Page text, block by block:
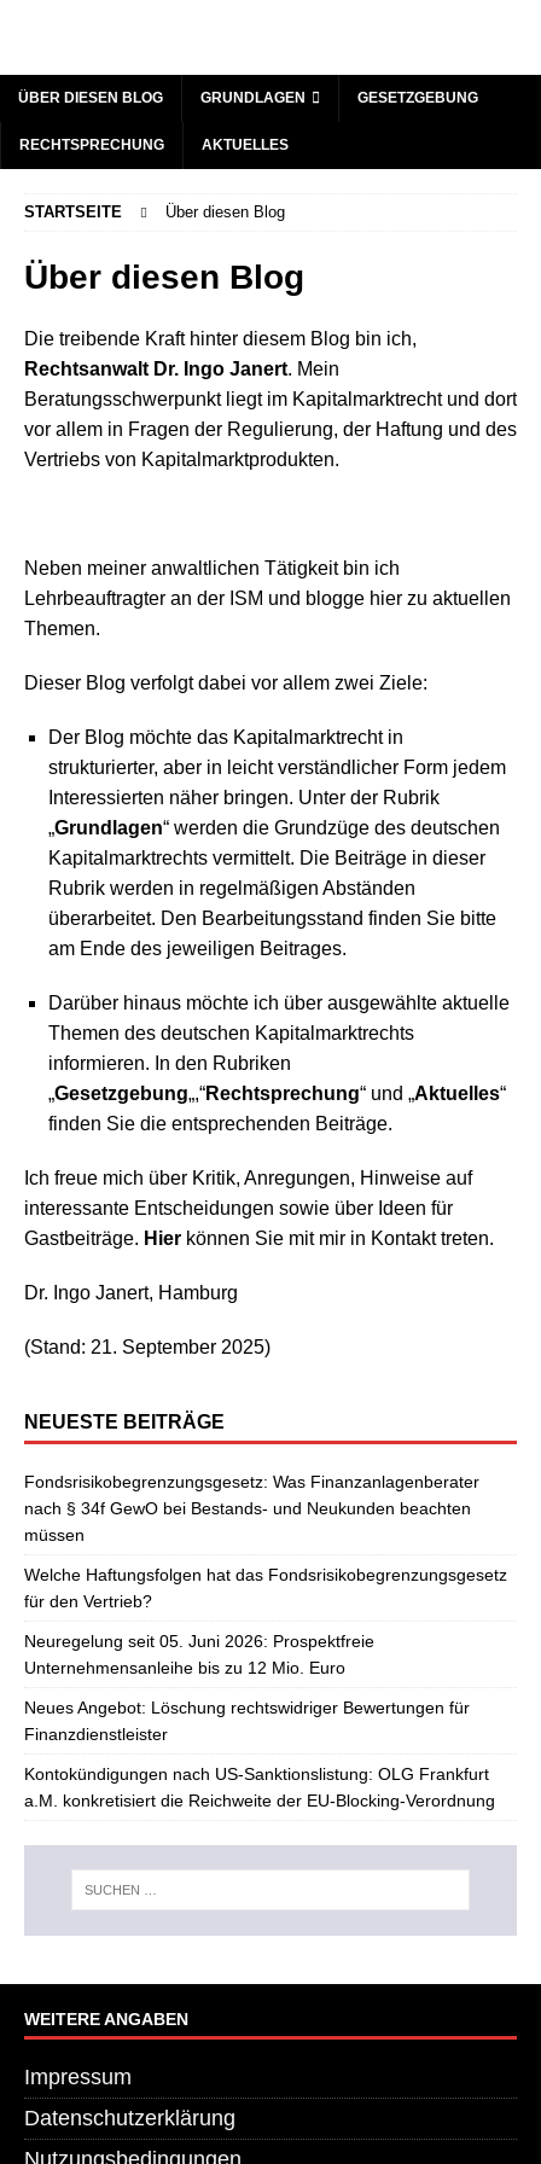
ÜBER DIESEN BLOG GRUNDLAGEN GESETZGEBUNG
RECHTSPRECHUNG AKTUELLES
STARTSEITE Über diesen Blog
Über diesen Blog
Die treibende Kraft hinter diesem Blog bin ich,
Rechtsanwalt Dr. Ingo Janert. Mein
Beratungsschwerpunkt liegt im Kapitalmarktrecht und dort
vor allem in Fragen der Regulierung, der Haftung und des
Vertriebs von Kapitalmarktprodukten.
Neben meiner anwaltlichen Tätigkeit bin ich
Lehrbeauftragter an der ISM und blogge hier zu aktuellen
Themen.
Dieser Blog verfolgt dabei vor allem zwei Ziele:
Der Blog möchte das Kapitalmarktrecht in
strukturierter, aber in leicht verständlicher Form jedem
Interessierten näher bringen. Unter der Rubrik
„Grundlagen“ werden die Grundzüge des deutschen
Kapitalmarktrechts vermittelt. Die Beiträge in dieser
Rubrik werden in regelmäßigen Abständen
überarbeitet. Den Bearbeitungsstand finden Sie bitte
am Ende des jeweiligen Beitrages.
Darüber hinaus möchte ich über ausgewählte aktuelle
Themen des deutschen Kapitalmarktrechts
informieren. In den Rubriken
„Gesetzgebung„,“Rechtsprechung“ und „Aktuelles“
finden Sie die entsprechenden Beiträge.
Ich freue mich über Kritik, Anregungen, Hinweise auf
interessante Entscheidungen sowie über Ideen für
Gastbeiträge. Hier können Sie mit mir in Kontakt treten.
Dr. Ingo Janert, Hamburg
(Stand: 21. September 2025)
NEUESTE BEITRÄGE
Fondsrisikobegrenzungsgesetz: Was Finanzanlagenberater
nach § 34f GewO bei Bestands- und Neukunden beachten
müssen
Welche Haftungsfolgen hat das Fondsrisikobegrenzungsgesetz
für den Vertrieb?
Neuregelung seit 05. Juni 2026: Prospektfreie
Unternehmensanleihe bis zu 12 Mio. Euro
Neues Angebot: Löschung rechtswidriger Bewertungen für
Finanzdienstleister
Kontokündigungen nach US-Sanktionslistung: OLG Frankfurt
a.M. konkretisiert die Reichweite der EU-Blocking-Verordnung
WEITERE ANGABEN
Impressum
Datenschutzerklärung
Nutzungsbedingungen